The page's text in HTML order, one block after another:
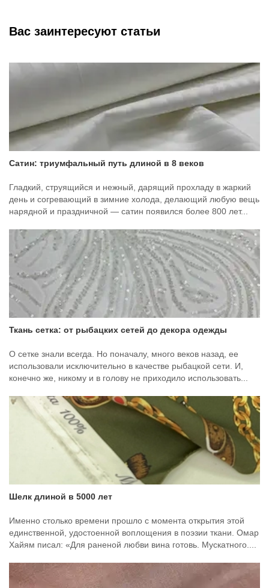
Вас заинтересуют статьи
Сатин: триумфальный путь длиной в 8 веков
Гладкий, струящийся и нежный, дарящий прохладу в жаркий
день и согревающий в зимние холода, делающий любую вещь
нарядной и праздничной — сатин появился более 800 лет...
Ткань сетка: от рыбацких сетей до декора одежды
О сетке знали всегда. Но поначалу, много веков назад, ее
использовали исключительно в качестве рыбацкой сети. И,
конечно же, никому и в голову не приходило использовать...
Шелк длиной в 5000 лет
Именно столько времени прошло с момента открытия этой
единственной, удостоенной воплощения в поэзии ткани. Омар
Хайям писал: «Для раненой любви вина готовь. Мускатного....